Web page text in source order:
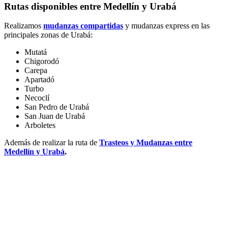
Rutas disponibles entre Medellín y Urabá
Realizamos mudanzas compartidas y mudanzas express en las
principales zonas de Urabá:
Mutatá
Chigorodó
Carepa
Apartadó
Turbo
Necoclí
San Pedro de Urabá
San Juan de Urabá
Arboletes
Además de realizar la ruta de Trasteos y Mudanzas entre
Medellín y Urabá.